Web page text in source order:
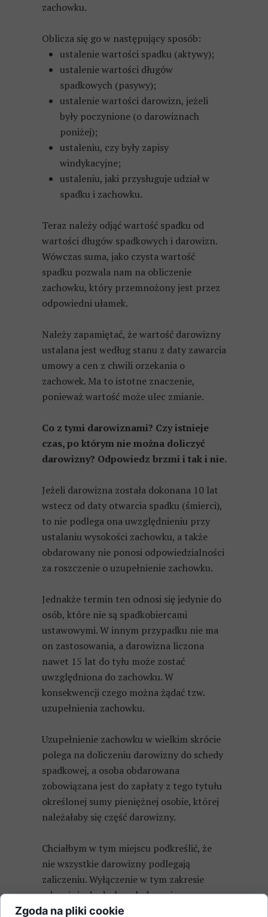
zachowku.
Oblicza się go w następujący sposób:
ustalenie wartości spadku (aktywy);
ustalenie wartości długów
spadkowych (pasywy);
ustalenie wartości darowizn, jeżeli
były poczynione (o darowiznach
poniżej);
ustaleniu, czy były zapisy
windykacyjne;
ustaleniu, jaki przysługuje udział w
spadku i zachowku.
Teraz należy odjąć wartość spadku od
wartości długów spadkowych i darowizn.
Wówczas suma, jako czysta wartość
spadku pozwala nam na obliczenie
zachowku, który przemnożony jest przez
odpowiedni ułamek.
Należy zapamiętać, że wartość darowizny
ustalana jest według stanu z daty zawarcia
umowy a cen z chwili orzekania o
zachowek. Ma to istotne znaczenie,
ponieważ wartość może ulec zmianie.
Co z tymi darowiznami? Czy istnieje
czas, po którym nie można doliczyć
darowizny? Odpowiedz brzmi i tak i nie.
Jeżeli darowizna została dokonana 10 lat
wstecz od daty otwarcia spadku (śmierci),
to nie podlega ona uwzględnieniu przy
ustalaniu wysokości zachowku, a także
obdarowany nie ponosi odpowiedzialności
za roszczenie o uzupełnienie zachowku.
Jednakże termin ten odnosi się jedynie do
osób, które nie są spadkobiercami
ustawowymi. W innym przypadku nie ma
on zastosowania, a darowizna liczona
nawet 15 lat do tyłu może zostać
uwzględniona do zachowku. W
konsekwencji czego można żądać tzw.
uzupełnienia zachowku.
Uzupełnienie zachowku w wielkim skrócie
polega na doliczeniu darowizny do schedy
spadkowej, a osoba obdarowana
zobowiązana jest do zapłaty z tego tytułu
określonej sumy pieniężnej osobie, której
należałaby się część darowizny.
Chciałbym w tym miejscu podkreślić, że
nie wszystkie darowizny podlegają
zaliczeniu. Wyłączenie w tym zakresie
odnosi się do drobnych darowizn
przyjętych w danych zwyczajowo
Zgoda na pliki cookie